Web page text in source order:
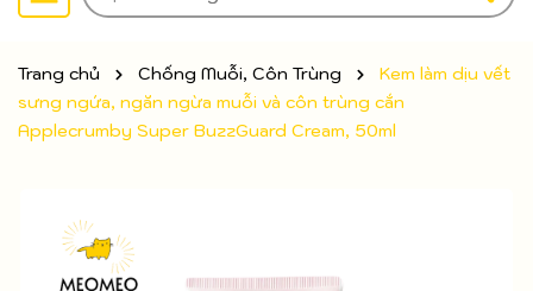
Trang chủ Chống Muỗi, Côn Trùng
Kem làm dịu vết
sưng ngứa, ngăn ngừa muỗi và côn trùng cắn
Applecrumby Super BuzzGuard Cream, 50ml